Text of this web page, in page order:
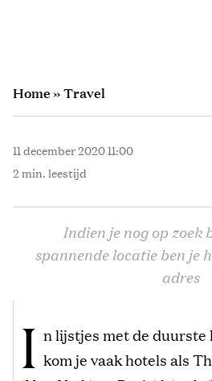
Home»Travel
11 december 2020 11:00
2 min. leestijd
Indien je nog op zoek
spannende locatie ben je
adres
I n lijstjes met de duurste
kom je vaak hotels als